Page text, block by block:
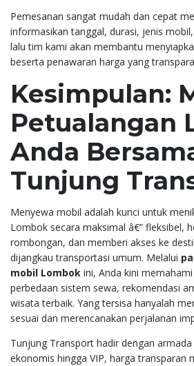
Pemesanan sangat mudah dan cepat
informasikan tanggal, durasi, jenis
lalu tim kami akan membantu
beserta penawaran harga yang
Kesimpulan:
Petualangan
Anda
Tunjung
Menyewa mobil adalah kunci untuk
Lombok secara maksimal â€” fleksibel,
rombongan, dan memberi akses ke
dijangkau transportasi umum. Melalui
mobil Lombok ini, Anda kini
perbedaan sistem sewa, rekomendasi
wisata terbaik. Yang tersisa hanyalah
sesuai dan merencanakan perjalanan
Tunjung Transport hadir dengan
ekonomis hingga VIP, harga transparan